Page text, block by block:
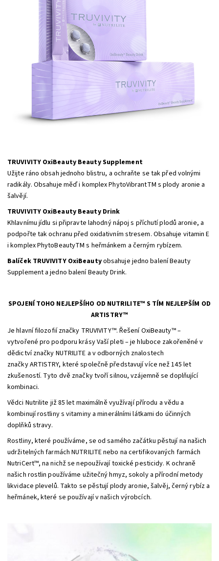
TRUVIVITY OxiBeauty Beauty Supplement
Užijte ráno obsah jednoho blistru, a ochraňte se tak před volnými
radikály. Obsahuje měď i komplex PhytoVibrantTM s plody aronie a
šalvějí.
TRUVIVITY OxiBeauty Beauty Drink
Khlavnímu jídlu si připravte lahodný nápoj s příchutí plodů aronie, a
podpořte tak ochranu před oxidativním stresem. Obsahuje vitamin E
i komplex PhytoBeautyTM s heřmánkem a černým rybízem.
Balíček TRUVIVITY OxiBeautyobsahuje jedno balení Beauty
Supplement a jedno balení Beauty Drink.
SPOJENÍ TOHO NEJLEPŠÍHO OD NUTRILITE™ S TÍM NEJLEPŠÍM OD
ARTISTRY™
Je hlavní filozofií značky TRUVIVITY™. Řešení OxiBeauty™ –
vytvořené pro podporu krásy Vaší pleti – je hluboce zakořeněné v
dědictví značky NUTRILITE a v odborných znalostech
značky ARTISTRY, které společně představují více než 145 let
zkušeností. Tyto dvě značky tvoří silnou, vzájemně se doplňující
kombinaci.
Vědci Nutrilite již 85 let maximálně využívají přírodu a vědu a
kombinují rostliny s vitaminy a minerálními látkami do účinných
doplňků stravy.
Rostliny, které používáme, se od samého začátku pěstují na našich
udržitelných farmách NUTRILITE nebo na certifikovaných farmách
NutriCert™, na nichž se nepoužívají toxické pesticidy. K ochraně
našich rostlin používáme užitečný hmyz, sokoly a přírodní metody
likvidace plevelů. Takto se pěstují plody aronie, šalvěj, černý rybíz a
heřmánek, které se používají v našich výrobcích.